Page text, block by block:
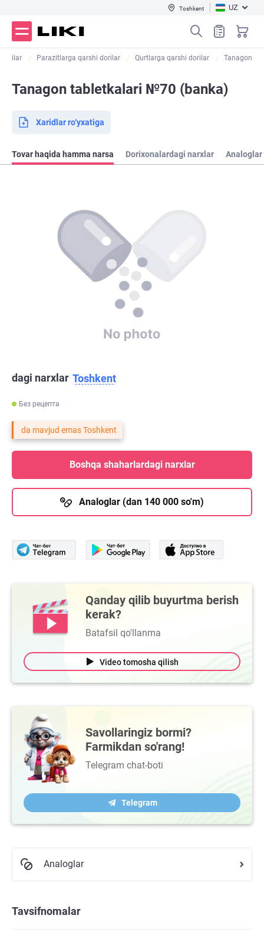
Toshkent UZ
Parazitlarga qarshi dorilar Qurtlarga qarshi dorilar Tanagon
Tanagon tabletkalari №70 (banka)
Xaridlar ro‘yxatiga
Tovar haqida hamma narsa Dorixonalardagi narxlar Analoglar
dagi narxlar Toshkent
Без рецепта
da mavjud emas Toshkent
Boshqa shaharlardagi narxlar
Analoglar (dan 140 000 so'm)
Qanday qilib buyurtma berish
kerak?
Batafsil qo'llanma
Video tomosha qilish
Savollaringiz bormi?
Farmikdan so'rang!
Telegram chat-boti
Telegram
Analoglar
Tavsifnomalar